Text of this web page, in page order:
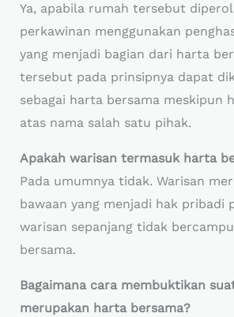
Ya, apabila rumah tersebut
perkawinan menggunakan
yang menjadi bagian dari harta
tersebut pada prinsipnya dapat
sebagai harta bersama meskipun
atas nama salah satu pihak.
Apakah warisan termasuk harta
Pada umumnya tidak. Warisan
bawaan yang menjadi hak pribadi
warisan sepanjang tidak
bersama.
Bagaimana cara membuktikan
merupakan harta bersama?